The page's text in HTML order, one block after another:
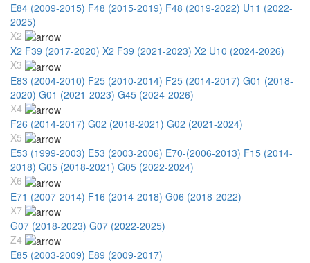
E84 (2009-2015) F48 (2015-2019) F48 (2019-2022) U11 (2022-
2025)
X2
X2 F39 (2017-2020) X2 F39 (2021-2023) X2 U10 (2024-2026)
X3
E83 (2004-2010) F25 (2010-2014) F25 (2014-2017) G01 (2018-
2020) G01 (2021-2023) G45 (2024-2026)
X4
F26 (2014-2017) G02 (2018-2021) G02 (2021-2024)
X5
E53 (1999-2003) E53 (2003-2006) E70-(2006-2013) F15 (2014-
2018) G05 (2018-2021) G05 (2022-2024)
X6
E71 (2007-2014) F16 (2014-2018) G06 (2018-2022)
X7
G07 (2018-2023) G07 (2022-2025)
Z4
E85 (2003-2009) E89 (2009-2017)